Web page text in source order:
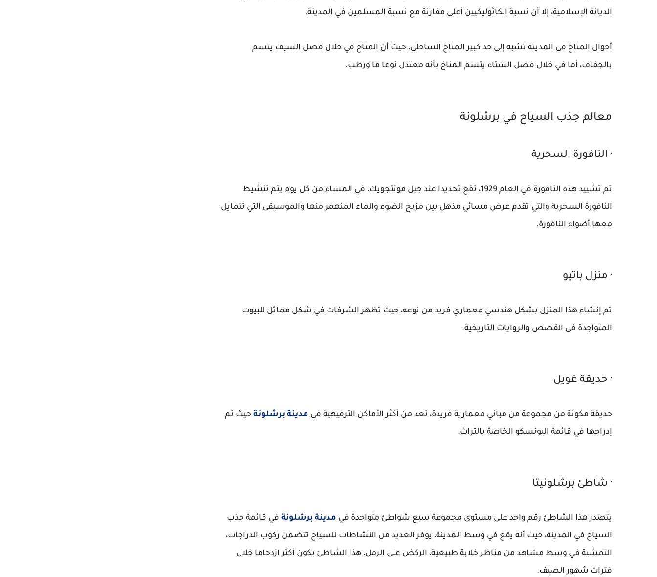
الديانة الإسلامية، إلا أن نسبة الكاثوليكيين أعلى مقارنة مع نسبة المسلمين في المدينة.
أحوال المناخ في المدينة تشبه إلى حد كبير المناخ الساحلي، حيث أن المناخ في خلال فصل السيف يتسم
بالجفاف، أما في خلال فصل الشتاء يتسم المناخ بأنه معتدل نوعا ما ورطب.
معالم جذب السياح في برشلونة
· النافورة السحرية
تم تشييد هذه النافورة في العام 1929، تقع تحديدا عند جيل مونتجويك، في المساء من كل يوم يتم تنشيط
النافورة السحرية والتي تقدم عرض مسائي مذهل بين مزيج الضوء والماء المنهمر منها والموسيقى التي تتمايل
معها أضواء النافورة.
· منزل باتيو
تم إنشاء هذا المنزل بشكل هندسي معماري فريد من نوعه، حيث تظهر الشرفات في شكل مماثل للبيوت
المتواجدة في القصص والروايات التاريخية.
· حديقة غويل
حديقة مكونة من مجموعة من مباني معمارية فريدة، تعد من أكثر الأماكن الترفيهية في مدينة برشلونة حيث تم
إدراجها في قائمة اليونسكو الخاصة بالتراث.
· شاطئ برشلونيتا
يتصدر هذا الشاطئ رقم واحد على مستوى مجموعة سبع شواطئ متواجدة في مدينة برشلونة في قائمة جذب
السياح في المدينة، حيث أنه يقع في وسط المدينة، يوفر العديد من النشاطات للسياح تتضمن ركوب الدراجات،
التمشية في وسط مشاهد من مناظر خلابة طبيعية، الركض على الرمل، هذا الشاطئ يكون أكثر ازدحاما خلال
فترات شهور الصيف.